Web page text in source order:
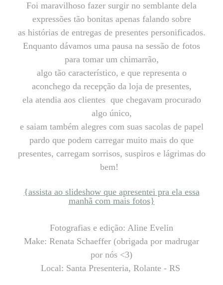
Foi maravilhoso fazer surgir no semblante dela
expressões tão bonitas apenas falando sobre
as histórias de entregas de presentes personificados.
Enquanto dávamos uma pausa na sessão de fotos
para tomar um chimarrão,
algo tão característico, e que representa o
aconchego da recepção da loja de presentes,
ela atendia aos clientes que chegavam procurado
algo único,
e saiam também alegres com suas sacolas de papel
pardo que podem carregar muito mais do que
presentes, carregam sorrisos, suspiros e lágrimas do
bem!
{assista ao slideshow que apresentei pra ela essa
manhã com mais fotos}
Fotografias e edição: Aline Evelin
Make: Renata Schaeffer (obrigada por madrugar
por nós <3)
Local: Santa Presenteria, Rolante - RS